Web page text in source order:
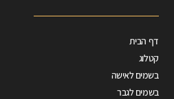
דף הבית
קטלוג
בשמים לאישה
בשמים לגבר